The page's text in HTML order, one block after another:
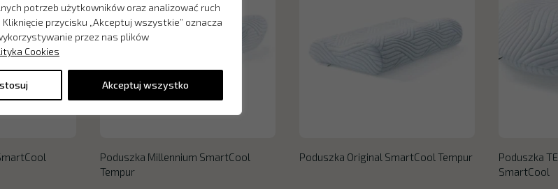
potrzeb użytkowników oraz analizować ruch
przycisku „Akceptuj wszystkie” oznacza
przez nas plików
Cookies
Akceptuj wszystko
Poduszka Millennium SmartCool
Tempur
Poduszka Original SmartCool Tempur
Poduszka
SmartCool